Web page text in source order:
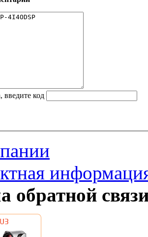
введите код
обратной